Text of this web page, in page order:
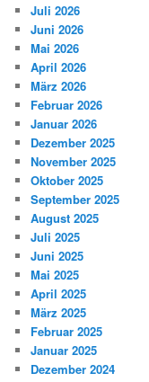
Juli 2026
Juni 2026
Mai 2026
April 2026
März 2026
Februar 2026
Januar 2026
Dezember 2025
November 2025
Oktober 2025
September 2025
August 2025
Juli 2025
Juni 2025
Mai 2025
April 2025
März 2025
Februar 2025
Januar 2025
Dezember 2024